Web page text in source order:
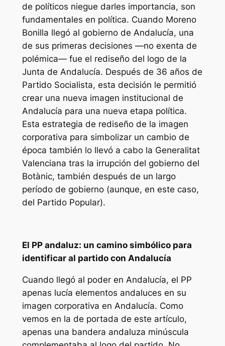
de políticos niegue darles importancia, son
fundamentales en política. Cuando Moreno
Bonilla llegó al gobierno de Andalucía, una
de sus primeras decisiones —no exenta de
polémica— fue el rediseño del logo de la
Junta de Andalucía. Después de 36 años de
Partido Socialista, esta decisión le permitió
crear una nueva imagen institucional de
Andalucía para una nueva etapa política.
Esta estrategia de rediseño de la imagen
corporativa para simbolizar un cambio de
época también lo llevó a cabo la Generalitat
Valenciana tras la irrupción del gobierno del
Botànic, también después de un largo
período de gobierno (aunque, en este caso,
del Partido Popular).
El PP andaluz: un camino simbólico para
identificar al partido con Andalucía
Cuando llegó al poder en Andalucía, el PP
apenas lucía elementos andaluces en su
imagen corporativa en Andalucía. Como
vemos en la de portada de este artículo,
apenas una bandera andaluza minúscula